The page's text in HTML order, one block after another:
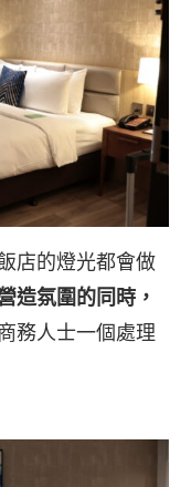
店的燈光都會做
造氛圍的同時，
務人士一個處理